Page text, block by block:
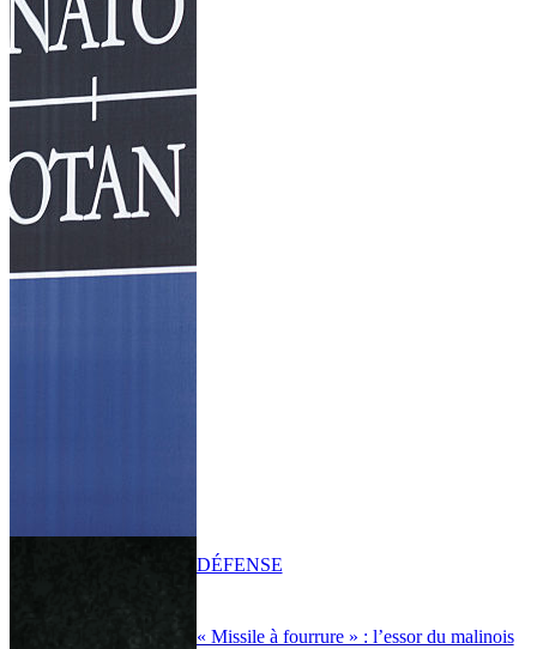
« Missile à fourrure » : l’essor du malinois
DÉFENSE